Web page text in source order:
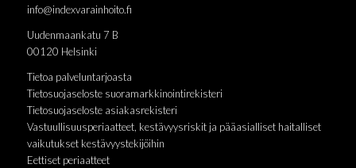
info@indexvarainhoito.fi
Uudenmaankatu 7 B
00120 Helsinki
Tietoa palveluntarjoasta
Tietosuojaseloste suoramarkkinointirekisteri
Tietosuojaseloste asiakasrekisteri
Vastuullisuusperiaatteet, kestävyysriskit ja pääasialliset haitalliset
vaikutukset kestävyystekijöihin
Eettiset periaatteet